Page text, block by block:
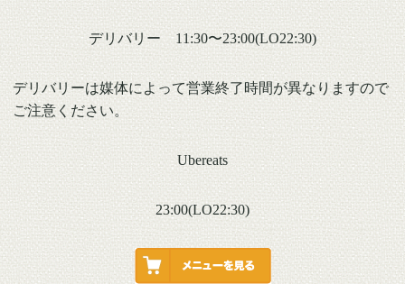
デリバリー 11:30〜23:00(LO22:30)
デリバリーは媒体によって営業終了時間が異なりますので
ご注意ください。
Ubereats
23:00(LO22:30)